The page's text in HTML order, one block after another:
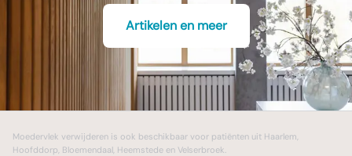
Artikelen en meer
Moedervlek verwijderen is ook beschikbaar voor patiënten uit Haarlem
Hoofddorp Bloemendaal Heemstede en Velserbroek.